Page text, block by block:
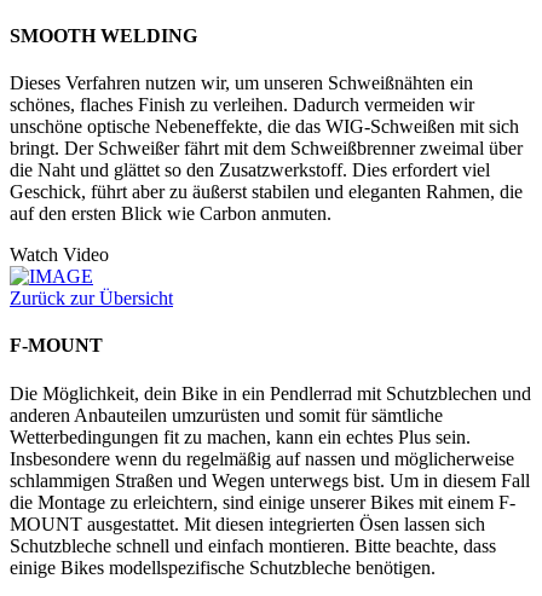
SMOOTH WELDING
Dieses Verfahren nutzen wir, um unseren Schweißnähten ein
schönes, flaches Finish zu verleihen. Dadurch vermeiden wir
unschöne optische Nebeneffekte, die das WIG-Schweißen mit sich
bringt. Der Schweißer fährt mit dem Schweißbrenner zweimal über
die Naht und glättet so den Zusatzwerkstoff. Dies erfordert viel
Geschick, führt aber zu äußerst stabilen und eleganten Rahmen, die
auf den ersten Blick wie Carbon anmuten.
Watch Video
Zurück zur Übersicht
F-MOUNT
Die Möglichkeit, dein Bike in ein Pendlerrad mit Schutzblechen und
anderen Anbauteilen umzurüsten und somit für sämtliche
Wetterbedingungen fit zu machen, kann ein echtes Plus sein.
Insbesondere wenn du regelmäßig auf nassen und möglicherweise
schlammigen Straßen und Wegen unterwegs bist. Um in diesem Fall
die Montage zu erleichtern, sind einige unserer Bikes mit einem F-
MOUNT ausgestattet. Mit diesen integrierten Ösen lassen sich
Schutzbleche schnell und einfach montieren. Bitte beachte, dass
einige Bikes modellspezifische Schutzbleche benötigen.